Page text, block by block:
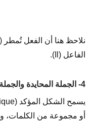
الفاعل (Il).
4- الجملة المحايدة والجملة المؤكدة
أو مجموعة من الكلمات،